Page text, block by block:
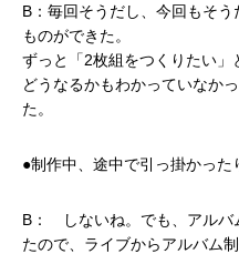
B：毎回そうだし、今回もそ
ものができた。
ずっと「2枚組をつくりたい」
どうなるかもわかっていなか
た。
●制作中、途中で引っ掛かった
B： しないね。でも、アルバ
たので、ライブからアルバム